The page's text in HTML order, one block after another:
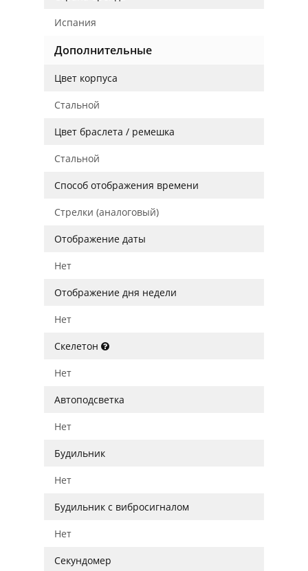
Испания
Дополнительные
Цвет корпуса
Стальной
Цвет браслета / ремешка
Стальной
Способ отображения времени
Стрелки (аналоговый)
Отображение даты
Нет
Отображение дня недели
Нет
Скелетон
Нет
Автоподсветка
Нет
Будильник
Нет
Будильник с вибросигналом
Нет
Секундомер